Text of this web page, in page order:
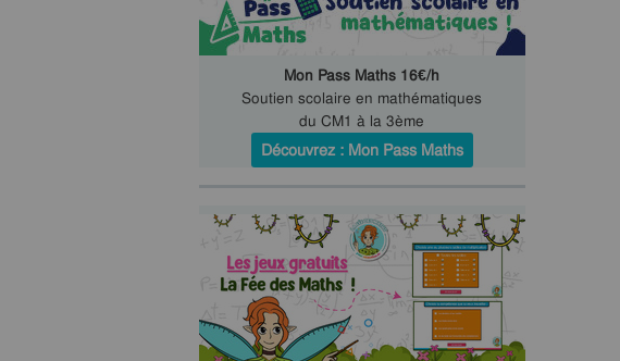
Mon Pass Maths 16€/h
Soutien scolaire en mathématiques
du CM1 à la 3ème
Découvrez : Mon Pass Maths